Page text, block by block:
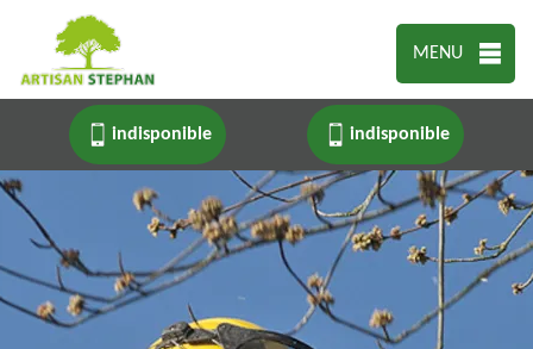
MENU
indisponible indisponible